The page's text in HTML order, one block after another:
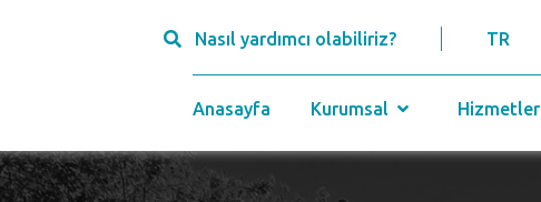
Nasıl yardımcı olabiliriz? TR
Anasayfa Kurumsal Hizmetler